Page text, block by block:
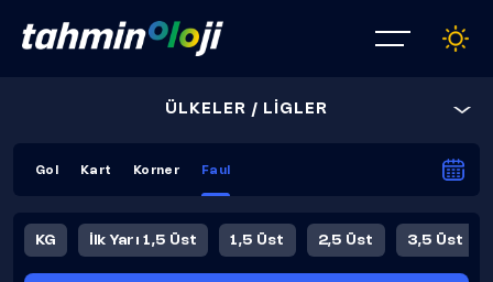
ÜLKELER / LİGLER
Gol Kart Korner Faul
KG İlk Yarı 1,5 Üst 1,5 Üst 2,5 Üst 3,5 Üst